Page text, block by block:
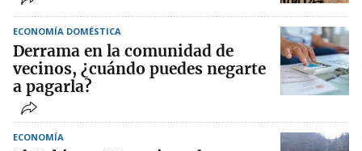
ECONOMÍA DOMÉSTICA
Derrama en la comunidad de
vecinos, ¿cuándo puedes negarte
a pagarla?
ECONOMÍA